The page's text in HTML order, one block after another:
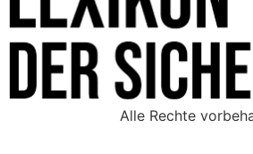
Alle Rechte